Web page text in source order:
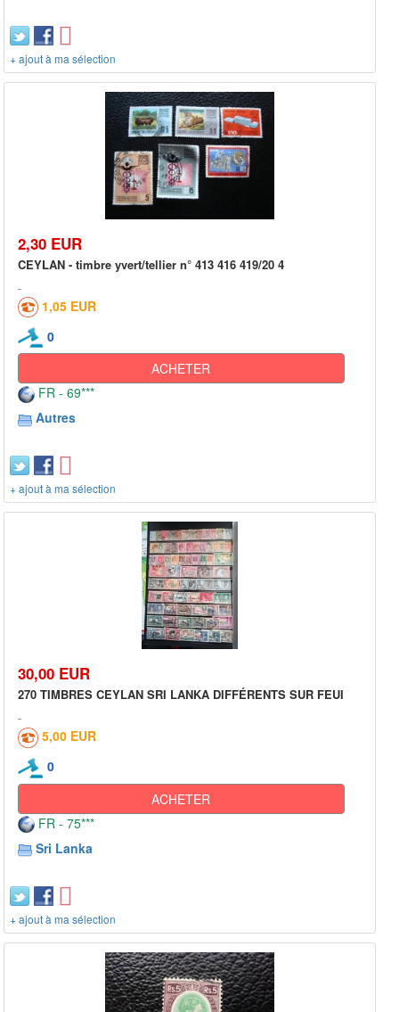
+ ajout à ma sélection
2,30 EUR
CEYLAN - timbre yvert/tellier n° 413 416 419/20 4
1,05 EUR
0
ACHETER
FR - 69***
Autres
+ ajout à ma sélection
30,00 EUR
270 TIMBRES CEYLAN SRI LANKA DIFFÉRENTS SUR FEUI
5,00 EUR
0
ACHETER
FR - 75***
Sri Lanka
+ ajout à ma sélection